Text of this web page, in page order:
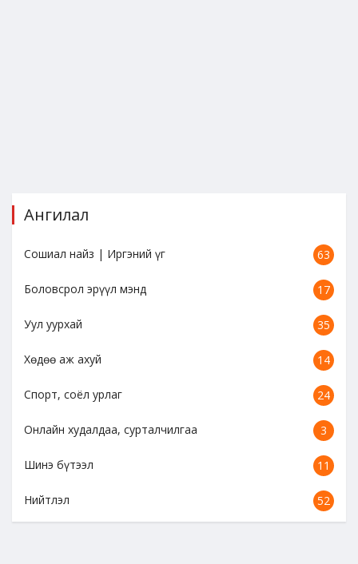
Ангилал
Сошиал найз | Иргэний үг 63
Боловсрол эрүүл мэнд 17
Уул уурхай 35
Хөдөө аж ахуй 14
Спорт, соёл урлаг 24
Онлайн худалдаа, сурталчилгаа 3
Шинэ бүтээл 11
Нийтлэл 52